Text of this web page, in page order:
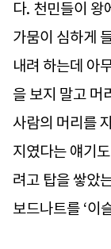
다. 천민들이 왕
가뭄이 심하게
내려 하는데 아
을 보지 말고 머
사람의 머리를
지였다는 얘기
려고 탑을 쌓았
보드나트를 ‘이